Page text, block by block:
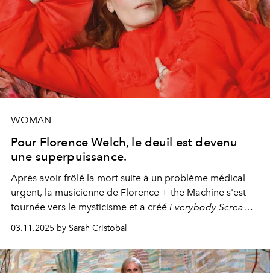
WOMAN
Pour Florence Welch, le deuil est devenu
une superpuissance.
Après avoir frôlé la mort suite à un problème médical
urgent, la musicienne de Florence + the Machine s'est
tournée vers le mysticisme et a créé Everybody Scream
03.11.2025 by Sarah Cristobal